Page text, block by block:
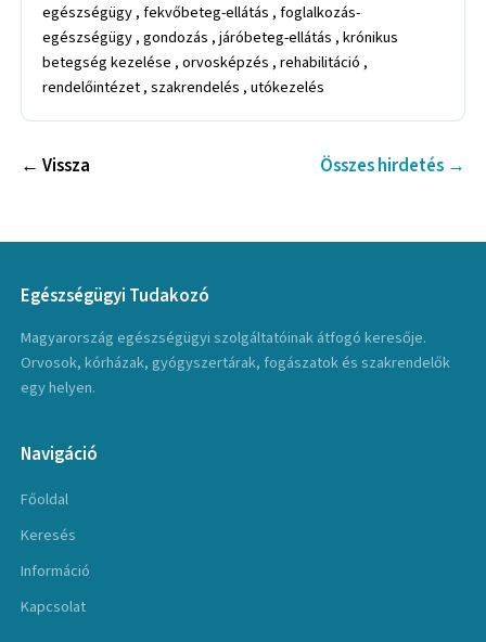
egészségügy , fekvőbeteg-ellátás , foglalkozás-
egészségügy , gondozás , járóbeteg-ellátás , krónikus
betegség kezelése , orvosképzés , rehabilitáció ,
rendelőintézet , szakrendelés , utókezelés
← Vissza Összes hirdetés →
Egészségügyi Tudakozó
Magyarország egészségügyi szolgáltatóinak átfogó keresője.
Orvosok, kórházak, gyógyszertárak, fogászatok és szakrendelők
egy helyen.
Navigáció
Főoldal
Keresés
Információ
Kapcsolat